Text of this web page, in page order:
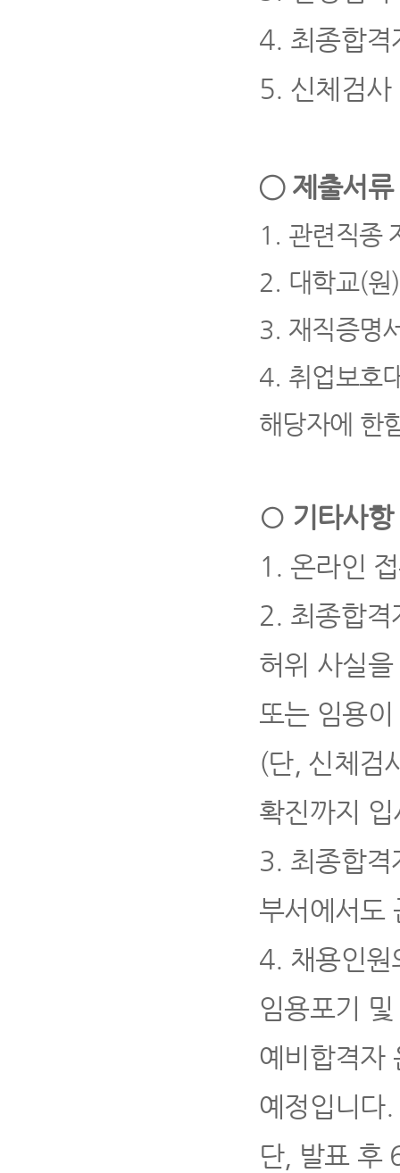
4. 최종합
5. 신체검사
◯ 제출서류
1. 관련직종
2. 대학교(원
3. 재직증명
4. 취업보호
해당자에 한
○ 기타사항
1. 온라인
2. 최종합
허위 사실
또는 임용
(단, 신체검
확진까지
3. 최종합
부서에서도
4. 채용인
임용포기
예비합격자
예정입니다.
단, 발표 후